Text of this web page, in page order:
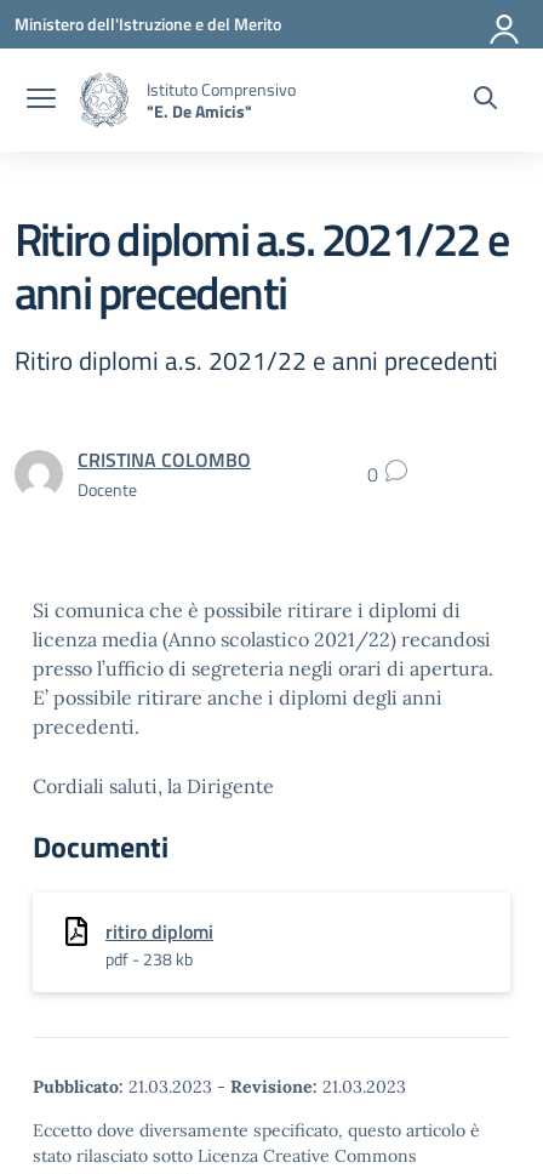
Vai ai contenuti
Vai al menu di navigazione
Vai al footer
Ministero dell'Istruzione e del Merito
Istituto Comprensivo
"E. De Amicis"
Ritiro diplomi a.s. 2021/22 e
anni precedenti
Ritiro diplomi a.s. 2021/22 e anni precedenti
CRISTINA COLOMBO
Docente 0
Si comunica che è possibile ritirare i diplomi di
licenza media (Anno scolastico 2021/22) recandosi
presso l’ufficio di segreteria negli orari di apertura.
E’ possibile ritirare anche i diplomi degli anni
precedenti.
Cordiali saluti, la Dirigente
Documenti
ritiro diplomi
pdf - 238 kb
Pubblicato: 21.03.2023 - Revisione: 21.03.2023
Eccetto dove diversamente specificato, questo articolo è
stato rilasciato sotto Licenza Creative Commons